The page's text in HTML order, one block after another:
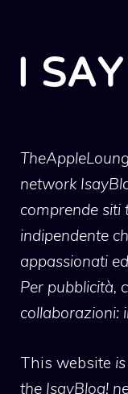
network
comprende siti
indipendente
appassionati
Per pubblicità,
collaborazioni:
This website
the IsayBlog!